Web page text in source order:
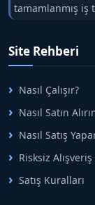
tamamlanmış iş
tek çatıda
arasındaki süreci
alışveriş sistemi
ticaretin güvenli
adreslerinden
Site Rehberi
Nasıl Çalışır?
Nasıl Satın
Nasıl Satış
Risksiz Alışveriş
Satış Kuralları